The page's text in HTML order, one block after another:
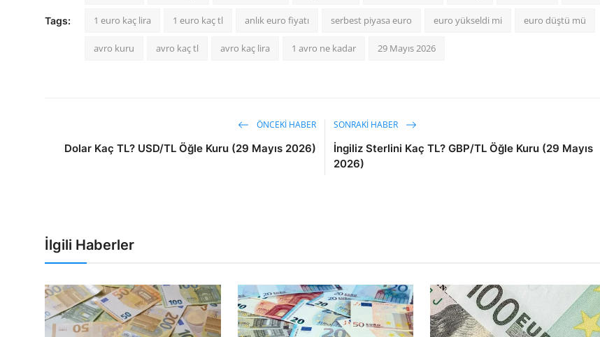
Tags: 1 euro kaç lira 1 euro kaç tl anlık euro fiyatı serbest piyasa euro euro yükseldi mi euro düştü mü
avro kuru avro kaç tl avro kaç lira 1 avro ne kadar 29 Mayıs 2026
ÖNCEKI HABER
Dolar Kaç TL? USD/TL Öğle Kuru (29 Mayıs 2026)
SONRAKI HABER
İngiliz Sterlini Kaç TL? GBP/TL Öğle Kuru (29 Mayıs
2026)
İlgili Haberler